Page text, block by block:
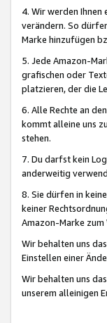
4. Wir werden
verändern. So
Marke hinzufügen
5. Jede Amazon-
grafischen oder
platzieren, der die
6. Alle Rechte an
kommt alleine uns
stehen.
7. Du darfst kein
anderweitig
8. Sie dürfen in
keiner
Amazon-Marke zum
Wir behalten uns
Einstellen einer
Wir behalten uns
unserem alleinigen